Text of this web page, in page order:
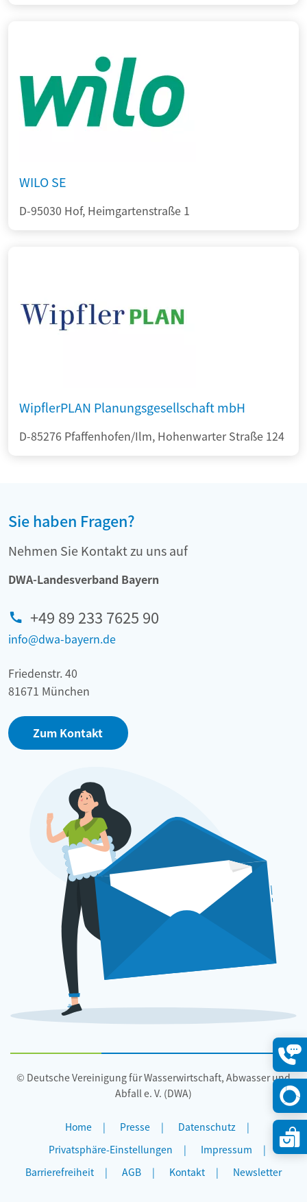
WILO SE
D-95030 Hof, Heimgartenstraße 1
WipflerPLAN Planungsgesellschaft mbH
D-85276 Pfaffenhofen/Ilm, Hohenwarter Straße 124
Sie haben Fragen?
Nehmen Sie Kontakt zu uns auf
DWA-Landesverband Bayern
+49 89 233 7625 90
info@dwa-bayern.de
Friedenstr. 40
81671 München
Zum Kontakt
© Deutsche Vereinigung für Wasserwirtschaft, Abwasser und
Abfall e. V. (DWA)
Home Presse
Datenschutz
Privatsphäre-Einstellungen
Impressum
Barrierefreiheit
AGB Kontakt Newsletter